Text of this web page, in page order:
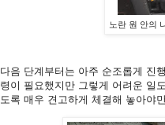
노란 원 안의
다음 단계부터는 아주 순조롭게 진
령이 필요했지만 그렇게 어려운 일
도록 매우 견고하게 체결해 놓아야